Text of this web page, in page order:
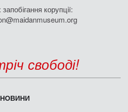
корупції:
свободі!
НОВИНИ